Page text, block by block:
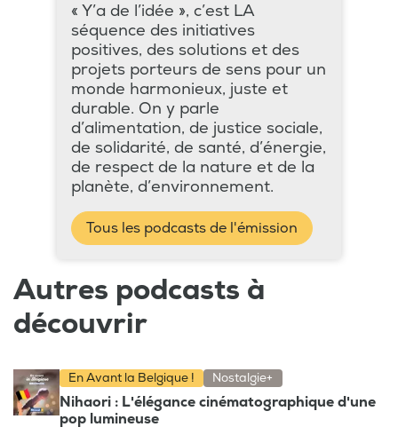
« Y’a de l’idée », c’est LA
séquence des initiatives
positives, des solutions et des
projets porteurs de sens pour un
monde harmonieux, juste et
durable. On y parle
d’alimentation, de justice sociale,
de solidarité, de santé, d’énergie,
de respect de la nature et de la
planète, d’environnement.
Tous les podcasts de l'émission
Autres podcasts à
découvrir
En Avant la Belgique ! Nostalgie+
Nihaori : L'élégance cinématographique d'une
pop lumineuse